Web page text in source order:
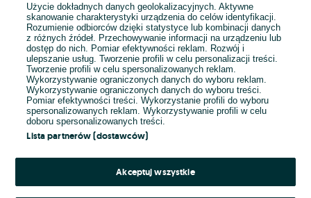
E-mail
Hasło
Użycie dokładnych danych geolokalizacyjnych. Aktywne
skanowanie charakterystyki urządzenia do celów identyfikacji.
Rozumienie odbiorców dzięki statystyce lub kombinacji danych
z różnych źródeł. Przechowywanie informacji na urządzeniu lub
dostęp do nich. Pomiar efektywności reklam. Rozwój i
ulepszanie usług. Tworzenie profili w celu personalizacji treści.
Tworzenie profili w celu spersonalizowanych reklam.
Wykorzystywanie ograniczonych danych do wyboru reklam.
Wykorzystywanie ograniczonych danych do wyboru treści.
Pomiar efektywności treści. Wykorzystanie profili do wyboru
spersonalizowanych reklam. Wykorzystywanie profili w celu
doboru spersonalizowanych treści.
Lista partnerów (dostawców)
Akceptuj wszystkie